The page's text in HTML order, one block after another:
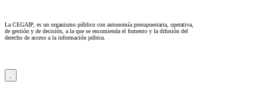
La CEGAIP, es un organismo público con autonomía presupuestaria, operativa,
de gestión y de decisión, a la que se encomienda el fomento y la difusión del
derecho de acceso a la información púbica.